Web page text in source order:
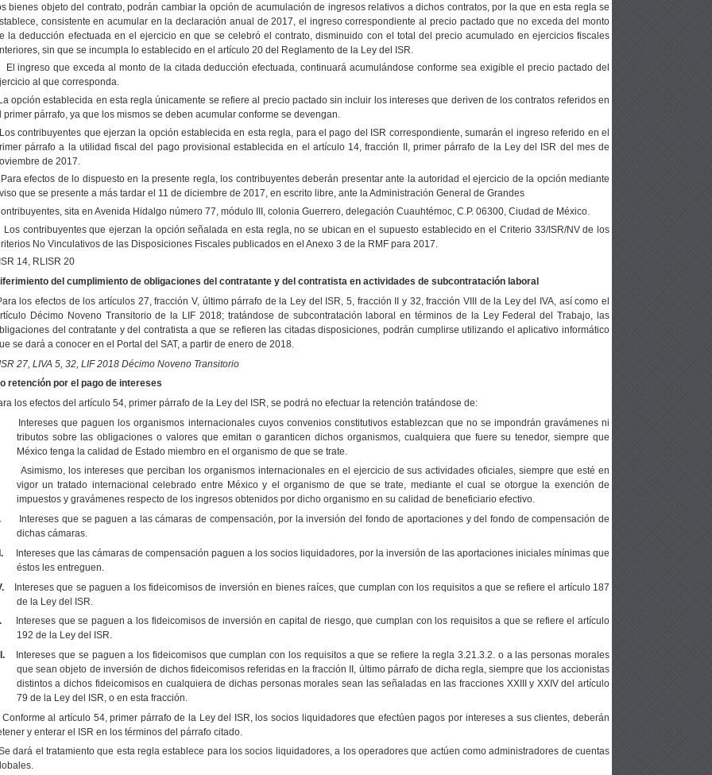
bienes objeto del contrato, podrán cambiar la opción de acumulación de ingresos relativos a dichos contratos, por la que en esta regla se
consistente en acumular en la declaración anual de 2017, el ingreso correspondiente al precio pactado que no exceda del monto
la deducción efectuada en el ejercicio en que se celebró el contrato, disminuido con el total del precio acumulado en ejercicios fiscales
sin que se incumpla lo establecido en el artículo 20 del Reglamento de la Ley del ISR.
El ingreso que exceda al monto de la citada deducción efectuada, continuará acumulándose conforme sea exigible el precio pactado del
al que corresponda.
La opción establecida en esta regla únicamente se refiere al precio pactado sin incluir los intereses que deriven de los contratos referidos en
primer párrafo, ya que los mismos se deben acumular conforme se devengan.
Los contribuyentes que ejerzan la opción establecida en esta regla, para el pago del ISR correspondiente, sumarán el ingreso referido en el
párrafo a la utilidad fiscal del pago provisional establecida en el artículo 14, fracción II, primer párrafo de la Ley del ISR del mes de
de 2017.
Para efectos de lo dispuesto en la presente regla, los contribuyentes deberán presentar ante la autoridad el ejercicio de la opción mediante
que se presente a más tardar el 11 de diciembre de 2017, en escrito libre, ante la Administración General de Grandes
sita en Avenida Hidalgo número 77, módulo III, colonia Guerrero, delegación Cuauhtémoc, C.P. 06300, Ciudad de México.
Los contribuyentes que ejerzan la opción señalada en esta regla, no se ubican en el supuesto establecido en el Criterio 33/ISR/NV de los
No Vinculativos de las Disposiciones Fiscales publicados en el Anexo 3 de la RMF para 2017.
14, RLISR 20
del cumplimiento de obligaciones del contratante y del contratista en actividades de subcontratación laboral
los efectos de los artículos 27, fracción V, último párrafo de la Ley del ISR, 5, fracción II y 32, fracción VIII de la Ley del IVA, así como el
Décimo Noveno Transitorio de la LIF 2018; tratándose de subcontratación laboral en términos de la Ley Federal del Trabajo, las
del contratante y del contratista a que se refieren las citadas disposiciones, podrán cumplirse utilizando el aplicativo informático
se dará a conocer en el Portal del SAT, a partir de enero de 2018.
27, LIVA 5, 32,LIF 2018 Décimo Noveno Transitorio
retención por el pago de intereses
los efectos del artículo 54, primer párrafo de la Ley del ISR, se podrá no efectuar la retención tratándose de:
Intereses que paguen los organismos internacionales cuyos convenios constitutivos establezcan que no se impondrán gravámenes ni
tributos sobre las obligaciones o valores que emitan o garanticen dichos organismos, cualquiera que fuere su tenedor, siempre que
México tenga la calidad de Estado miembro en el organismo de que se trate.
Asimismo, los intereses que perciban los organismos internacionales en el ejercicio de sus actividades oficiales, siempre que esté en
vigor un tratado internacional celebrado entre México y el organismo de que se trate, mediante el cual se otorgue la exención de
impuestos y gravámenes respecto de los ingresos obtenidos por dicho organismo en su calidad de beneficiario efectivo.
Intereses que se paguen a las cámaras de compensación, por la inversión del fondo de aportaciones y del fondo de compensación de
dichas cámaras.
Intereses que las cámaras de compensación paguen a los socios liquidadores, por la inversión de las aportaciones iniciales mínimas que
éstos les entreguen.
Intereses que se paguen a los fideicomisos de inversión en bienes raíces, que cumplan con los requisitos a que se refiere el artículo 187
de la Ley del ISR.
Intereses que se paguen a los fideicomisos de inversión en capital de riesgo, que cumplan con los requisitos a que se refiere el artículo
192 de la Ley del ISR.
Intereses que se paguen a los fideicomisos que cumplan con los requisitos a que se refiere la regla 3.21.3.2. o a las personas morales
que sean objeto de inversión de dichos fideicomisos referidas en la fracción II, último párrafo de dicha regla, siempre que los accionistas
distintos a dichos fideicomisos en cualquiera de dichas personas morales sean las señaladas en las fracciones XXIII y XXIV del artículo
79 de la Ley del ISR, o en esta fracción.
Conforme al artículo 54, primer párrafo de la Ley del ISR, los socios liquidadores que efectúen pagos por intereses a sus clientes, deberán
y enterar el ISR en los términos del párrafo citado.
dará el tratamiento que esta regla establece para los socios liquidadores, a los operadores que actúen como administradores de cuentas